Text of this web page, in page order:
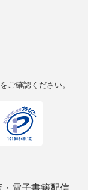
をご確認ください。